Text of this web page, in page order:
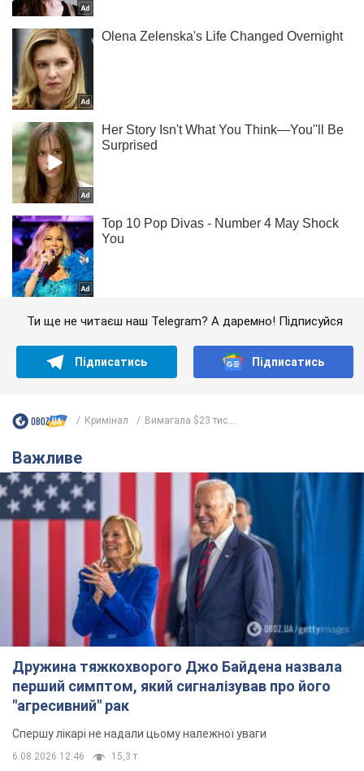
Ти ще не читаєш наш Telegram? А даремно! Підписуйся
Підписатись Підписатись
Кримінал Вимагала $23 тис....
Важливе
Дружина тяжкохворого Джо Байдена назвала
перший симптом, який сигналізував про його
"агресивний" рак
Спершу лікарі не надали цьому належної уваги
6.08.2026 12:46 15,3 т.